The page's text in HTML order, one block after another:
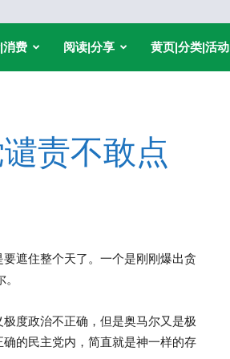
消费 阅读|分享 黄页|分类|活动
责不敢点
遮住整个天了。一个是刚刚爆出贪
度政治不正确，但是奥马尔又是极
的民主党内，简直就是神一样的存